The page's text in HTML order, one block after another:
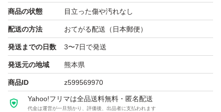
天ぷらでざる蕎麦最高です。
酢豚も美味しいです。
お味噌汁もシャキシャキして美味しい!是非どうぞ。
☆生鮮食品、竹林から採れたて出荷しますので、虫や草、
笹の葉等の付いている事もあります。
商品の状態 目立った傷や汚れなし
配送の方法 おてがる配送（日本郵便）
発送までの日数 3〜7日で発送
発送元の地域 熊本県
商品ID z599569970
Yahoo!フリマは全品送料無料・匿名配送
代金は運営が一旦預かり、評価後、出品者に支払われます